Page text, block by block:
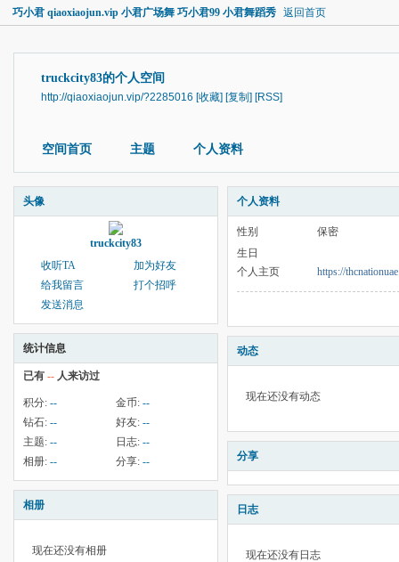
巧小君 qiaoxiaojun.vip 小君广场舞 巧小君99 小君舞蹈秀 返回首页
truckcity83的个人空间
http://qiaoxiaojun.vip/?2285016 [收藏] [复制] [RSS]
空间首页 主题 个人资料
头像
truckcity83
收听TA
加为好友
给我留言
打个招呼
发送消息
统计信息
已有 -- 人来访过
积分: -- 金币: --
钻石: -- 好友: --
主题: -- 日志: --
相册: -- 分享: --
相册
现在还没有相册
个人资料
性别
保密
生日
个人主页
https://
动态
现在还没有动态
分享
日志
现在还没有日志